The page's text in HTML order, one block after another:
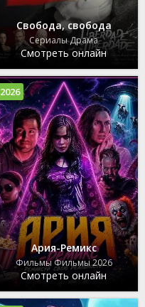
Свобода, свобода
Сериалы Драма
Смотреть онлайн
Ария-Ремикс
Фильмы Фильмы 2026
Смотреть онлайн
2026